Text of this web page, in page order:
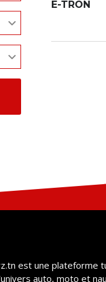
E-TRON
est une plateforme
auto, moto et